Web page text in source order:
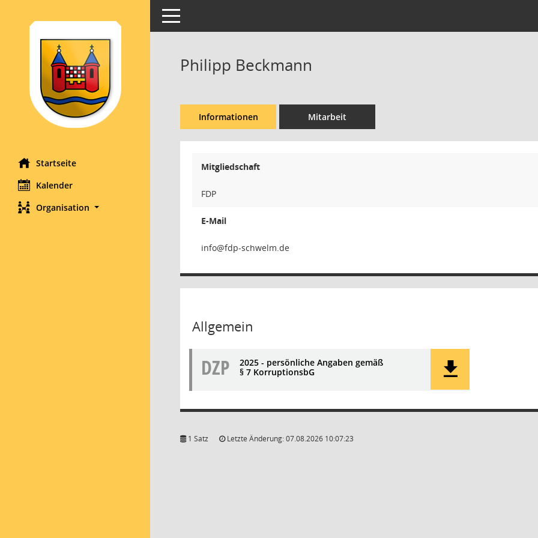
Startseite
Kalender
Organisation
Toggle navigation
Philipp Beckmann
Informationen Mitarbeit
Mitgliedschaft
FDP
E-Mail
Allgemein
DZP
2025 - persönliche Angaben gemäß
§ 7 KorruptionsbG
1 Satz Letzte Änderung: 07.08.2026 10:07:23